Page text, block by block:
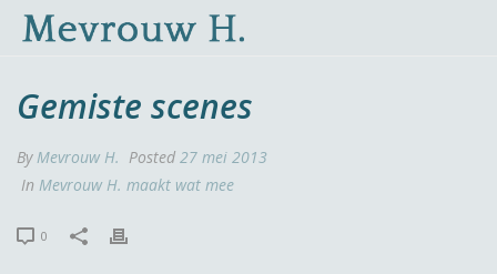
Gemiste scenes
ByMevrouw H. Posted 27 mei 2013
In Mevrouw H. maakt wat mee
0